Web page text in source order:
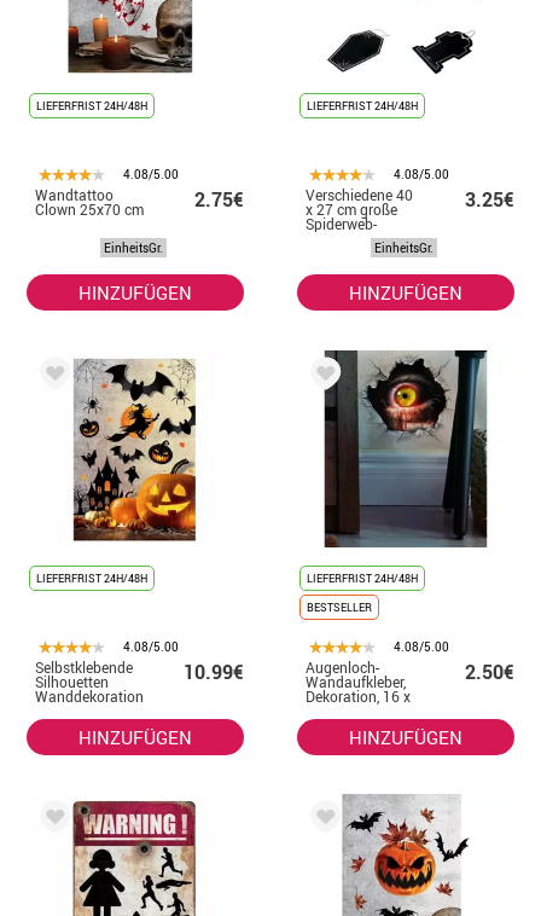
LIEFERFRIST 24H/48H
4.08/5.00
Wandtattoo
Clown 25x70 cm 2.75€
EinheitsGr.
HINZUFÜGEN
LIEFERFRIST 24H/48H
4.08/5.00
Verschiedene 40
x 27 cm große
Spiderweb-
Whiteboards
3.25€
EinheitsGr.
HINZUFÜGEN
LIEFERFRIST 24H/48H
4.08/5.00
Selbstklebende
Silhouetten
Wanddekoration
10.99€
HINZUFÜGEN
LIEFERFRIST 24H/48H
BESTSELLER
4.08/5.00
Augenloch-
Wandaufkleber,
Dekoration, 16 x
2.50€
HINZUFÜGEN